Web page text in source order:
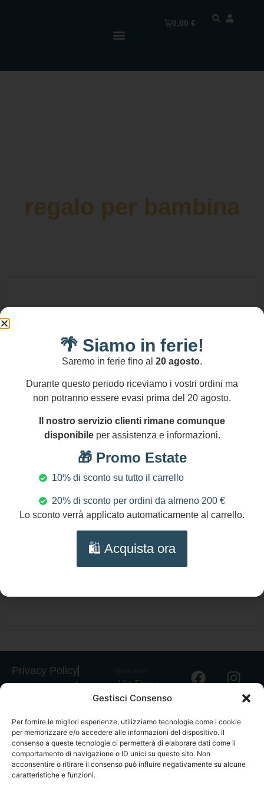
Gestisci Consenso
Per fornire le migliori esperienze, utilizziamo tecnologie come i cookie
per memorizzare e/o accedere alle informazioni del dispositivo. Il
consenso a queste tecnologie ci permetterà di elaborare dati come il
comportamento di navigazione o ID unici su questo sito. Non
acconsentire o ritirare il consenso può influire negativamente su alcune
caratteristiche e funzioni.
0,00€
regalo per bambina
36,00€
Orecchini pendenti, perno bronzo e grappoli
Aggiungi al carrello
Privacy Policy
Cookie Policy
Spedizioni
Informativa
GPSR
Termini e
Via Franz
Fischietti, 15
Palermo
+39
3939546162
info@sikeliac
🌴 Siamo in ferie!
Saremo in ferie fino al 20 agosto.
Durante questo periodo riceviamo i vostri ordini ma
non potranno essere evasi prima del 20 agosto.
Il nostro servizio clienti rimane comunque
disponibileper assistenza e informazioni.
🎁 Promo Estate
10% di sconto su tutto il carrello
20% di sconto per ordini da almeno 200 €
Lo sconto verrà applicato automaticamente al carrello.
🛍️ Acquista ora